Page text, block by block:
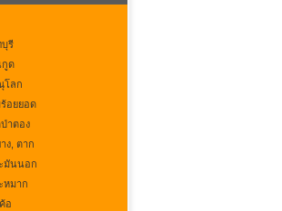
รี
ด
โลก
อยยอด
าตอง
ง, ตาก
มันนอก
หมาก
อ